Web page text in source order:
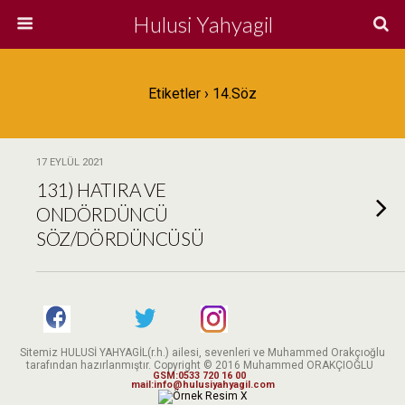
Hulusi Yahyagil
Etiketler › 14.söz
17 EYLÜL 2021
131) HATIRA VE
ONDÖRDÜNCÜ
SÖZ/DÖRDÜNCÜSÜ
Sitemiz HULUSİ YAHYAGİL(r.h.) ailesi, sevenleri ve Muhammed Orakçıoğlu
tarafından hazırlanmıştır. Copyright © 2016 Muhammed ORAKÇIOĞLU
GSM:0533 720 16 00
mail:info@hulusiyahyagil.com
X